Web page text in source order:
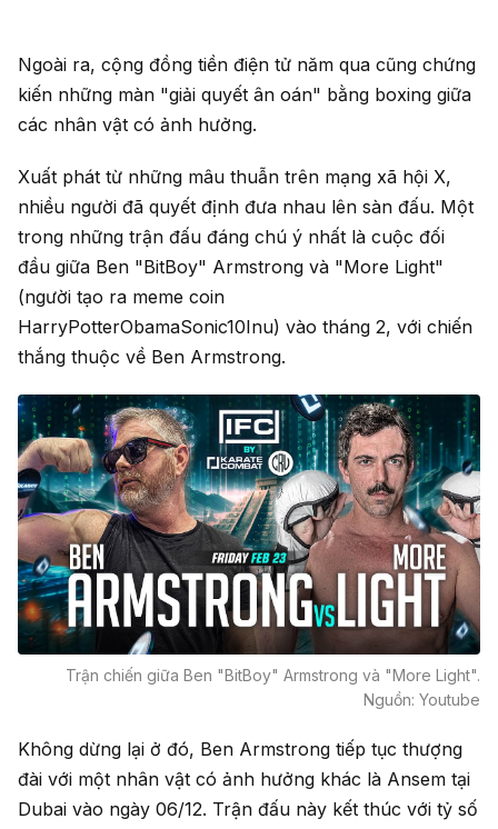
Ngoài ra, cộng đồng tiền điện tử năm qua cũng chứng
kiến những màn "giải quyết ân oán" bằng boxing giữa
các nhân vật có ảnh hưởng.
Xuất phát từ những mâu thuẫn trên mạng xã hội X,
nhiều người đã quyết định đưa nhau lên sàn đấu. Một
trong những trận đấu đáng chú ý nhất là cuộc đối
đầu giữa Ben "BitBoy" Armstrong và "More Light"
(người tạo ra meme coin
HarryPotterObamaSonic10Inu) vào tháng 2, với chiến
thắng thuộc về Ben Armstrong.
Trận chiến giữa Ben "BitBoy" Armstrong và "More Light".
Nguồn: Youtube
Không dừng lại ở đó, Ben Armstrong tiếp tục thượng
đài với một nhân vật có ảnh hưởng khác là Ansem tại
Dubai vào ngày 06/12. Trận đấu này kết thúc với tỷ số